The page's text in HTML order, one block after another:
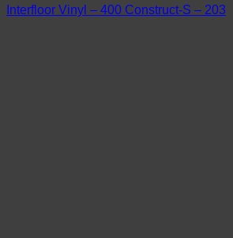
Interfloor Vinyl – 400 Construct-S – 203